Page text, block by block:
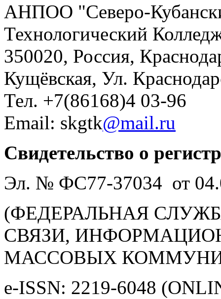
АНПОО "Северо-
Технологический
350020, Россия,
Кущёвская, Ул.
Тел. +7(86168)4 03-96
Email: skgtk@mail.ru
Свидетельство о
Эл. № ФС77-37034 от
(ФЕДЕРАЛЬНАЯ
СВЯЗИ,
МАССОВЫХ
e-ISSN: 2219-6048